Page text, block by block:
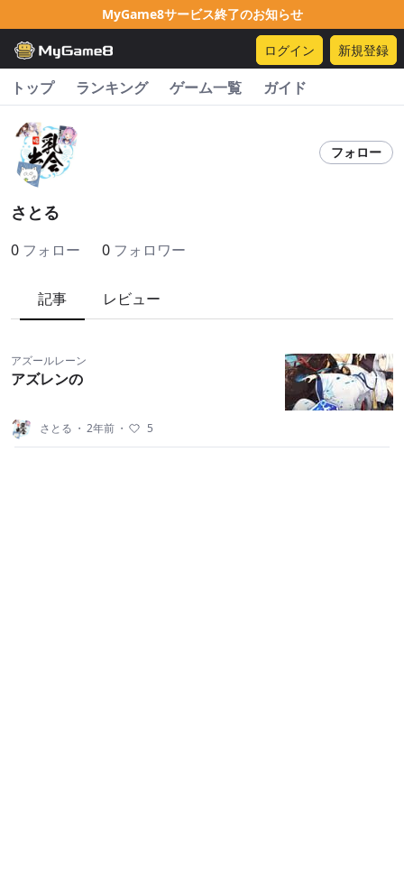
MyGame8サービス終了のお知らせ
ログイン 新規登録
トップ ランキング ゲーム一覧 ガイド
フォロー
さとる
0 フォロー 0 フォロワー
記事 レビュー
アズールレーン
アズレンの
さとる ・ 2年前 ・ 5